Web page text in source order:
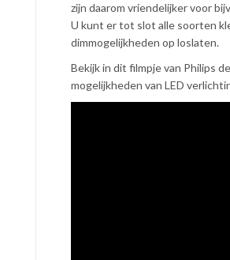
zijn daarom vriendelijker voor
U kunt er tot slot alle soorten
dimmogelijkheden op loslaten.
Bekijk in dit filmpje van Philips
mogelijkheden van LED